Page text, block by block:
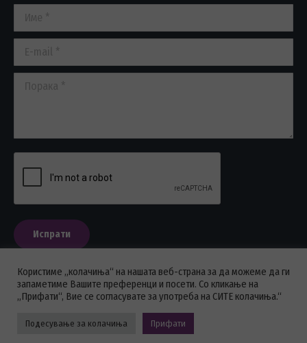
windowwindowwindow
Испрати
ПОЛИТИКА НА ПРИВАТНОСТ
Стоматолошка комора на Македонија © 2026 - Сите права се
Користиме „колачиња“ на нашата веб-страна за да можеме да ги
запаметиме Вашите преференци и посети. Со кликање на
„Прифати“, Вие се согласувате за употреба на СИТЕ колачиња.“
Подесување за колачиња Прифати